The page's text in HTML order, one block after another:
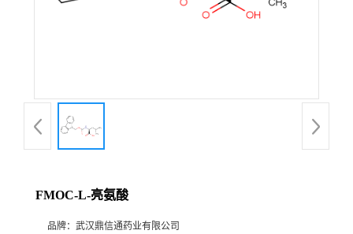
产
FMOC-L-亮氨酸
品牌： 武汉鼎信通药业有限公司